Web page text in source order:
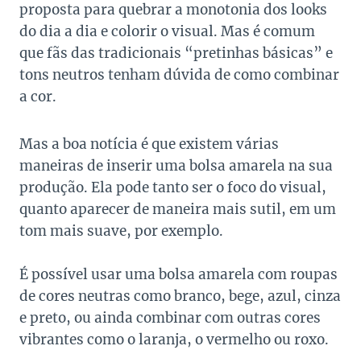
proposta para quebrar a monotonia dos looks
do dia a dia e colorir o visual. Mas é comum
que fãs das tradicionais “pretinhas básicas” e
tons neutros tenham dúvida de como combinar
a cor.
Mas a boa notícia é que existem várias
maneiras de inserir uma bolsa amarela na sua
produção. Ela pode tanto ser o foco do visual,
quanto aparecer de maneira mais sutil, em um
tom mais suave, por exemplo.
É possível usar uma bolsa amarela com roupas
de cores neutras como branco, bege, azul, cinza
e preto, ou ainda combinar com outras cores
vibrantes como o laranja, o vermelho ou roxo.